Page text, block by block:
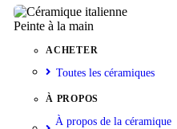
Peinte à la main
ACHETER
Toutes les céramiques
À PROPOS
À propos de la céramique